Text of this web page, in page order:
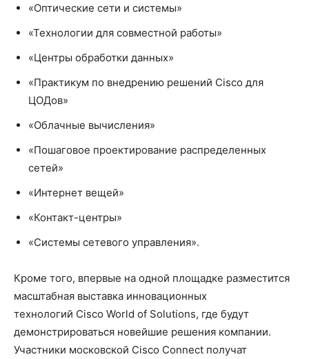
«Оптические сети и системы»
«Технологии для совместной работы»
«Центры обработки данных»
«Практикум по внедрению решений Cisco для
ЦОДов»
«Облачные вычисления»
«Пошаговое проектирование распределенных
сетей»
«Интернет вещей»
«Контакт-центры»
«Системы сетевого управления».
Кроме того, впервые на одной площадке разместится
масштабная выставка инновационных
технологий Cisco World of Solutions, где будут
демонстрироваться новейшие решения компании.
Участники московской Cisco Connect получат